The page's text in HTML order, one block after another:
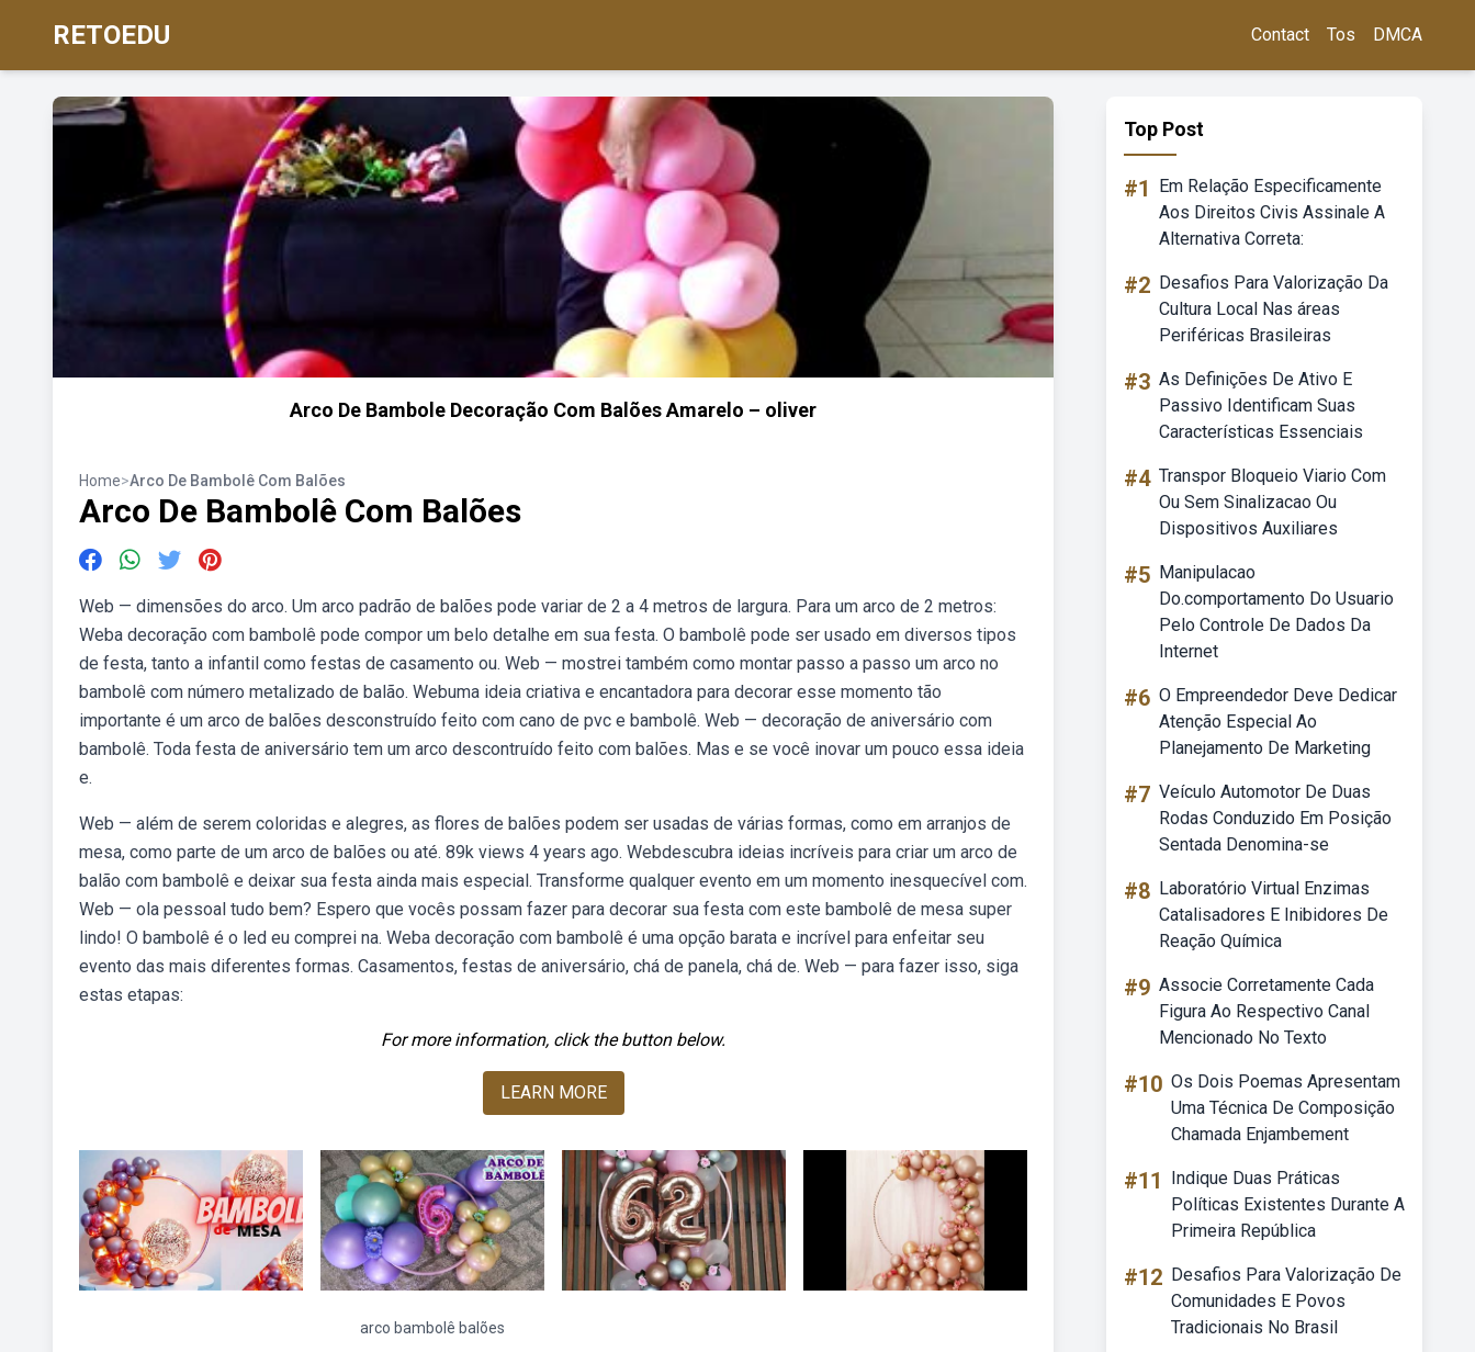
RETOEDU Contact Tos DMCA
Arco De Bambole Decoração Com Balões Amarelo – oliver
Home>Arco De Bambolê Com Balões
Arco De Bambolê Com Balões
Web — dimensões do arco. Um arco padrão de balões pode variar de 2 a 4 metros de largura. Para um arco de 2 metros:
Weba decoração com bambolê pode compor um belo detalhe em sua festa. O bambolê pode ser usado em diversos tipos
de festa, tanto a infantil como festas de casamento ou. Web — mostrei também como montar passo a passo um arco no
bambolê com número metalizado de balão. Webuma ideia criativa e encantadora para decorar esse momento tão
importante é um arco de balões desconstruído feito com cano de pvc e bambolê. Web — decoração de aniversário com
bambolê. Toda festa de aniversário tem um arco descontruído feito com balões. Mas e se você inovar um pouco essa ideia
e.
Web — além de serem coloridas e alegres, as flores de balões podem ser usadas de várias formas, como em arranjos de
mesa, como parte de um arco de balões ou até. 89k views 4 years ago. Webdescubra ideias incríveis para criar um arco de
balão com bambolê e deixar sua festa ainda mais especial. Transforme qualquer evento em um momento inesquecível com.
Web — ola pessoal tudo bem? Espero que vocês possam fazer para decorar sua festa com este bambolê de mesa super
lindo! O bambolê é o led eu comprei na. Weba decoração com bambolê é uma opção barata e incrível para enfeitar seu
evento das mais diferentes formas. Casamentos, festas de aniversário, chá de panela, chá de. Web — para fazer isso, siga
estas etapas:
For more information, click the button below.
LEARN MORE
arco bambolê balões
Top Post
#1
Em Relação Especificamente
Aos Direitos Civis Assinale A
Alternativa Correta:
#2 Desafios Para Valorização Da
Cultura Local Nas áreas
Periféricas Brasileiras
#3 As Definições De Ativo E
Passivo Identificam Suas
Características Essenciais
#4 Transpor Bloqueio Viario Com
Ou Sem Sinalizacao Ou
Dispositivos Auxiliares
#5 Manipulacao
Do.comportamento Do Usuario
Pelo Controle De Dados Da
Internet
#6 O Empreendedor Deve Dedicar
Atenção Especial Ao
Planejamento De Marketing
#7 Veículo Automotor De Duas
Rodas Conduzido Em Posição
Sentada Denomina-se
#8 Laboratório Virtual Enzimas
Catalisadores E Inibidores De
Reação Química
#9 Associe Corretamente Cada
Figura Ao Respectivo Canal
Mencionado No Texto
#10 Os Dois Poemas Apresentam
Uma Técnica De Composição
Chamada Enjambement
#11
Indique Duas Práticas
Políticas Existentes Durante A
Primeira República
#12 Desafios Para Valorização De
Comunidades E Povos
Tradicionais No Brasil